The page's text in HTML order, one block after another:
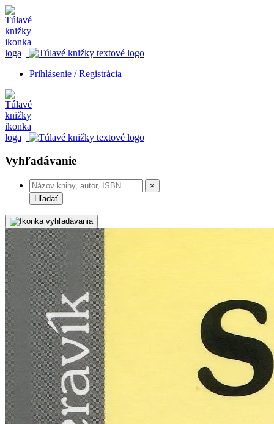
Prihlásenie / Registrácia
Vyhľadávanie
×
Hľadať